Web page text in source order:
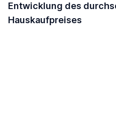
Entwicklung des
Hauskaufpreises